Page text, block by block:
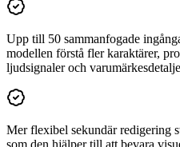
Upp till 50 sammanfogade
modellen förstå fler karaktärer,
ljudsignaler och
Mer flexibel sekundär redigering